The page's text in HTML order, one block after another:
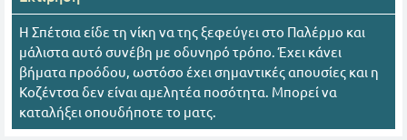
Η Σπέτσια είδε τη νίκη να της ξεφεύγει στο Παλέρμο και
μάλιστα αυτό συνέβη με οδυνηρό τρόπο. Έχει κάνει
βήματα προόδου, ωστόσο έχει σημαντικές απουσίες και η
Κοζέντσα δεν είναι αμελητέα ποσότητα. Μπορεί να
καταλήξει οπουδήποτε το ματς.